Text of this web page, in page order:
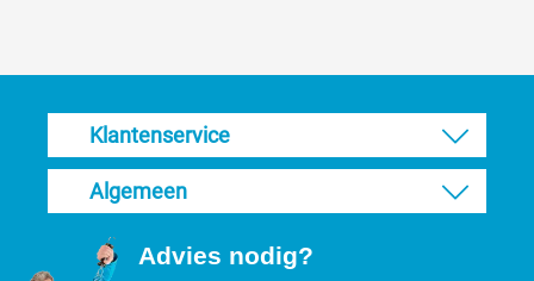
Klantenservice
Algemeen
Advies nodig?